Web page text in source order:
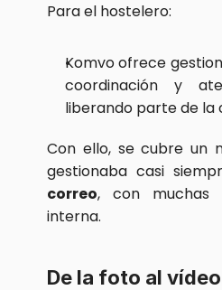
Para el hostelero:
Komvo ofrece
coordinación y
liberando parte de la
Con ello, se cubre un
gestionaba casi
correo, con muchas
interna.
De la foto al